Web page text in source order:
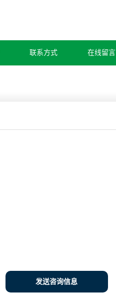
联系方式 在线留言
发送咨询信息